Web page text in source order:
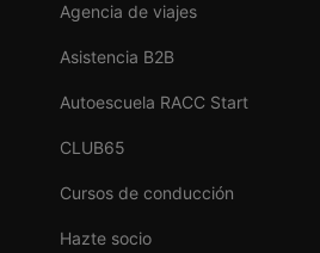
Agencia de viajes
Asistencia B2B
Autoescuela RACC Start
CLUB65
Cursos de conducción
Hazte socio